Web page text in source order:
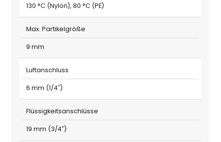
130 °C (Nylon), 80 °C (PE)
Max. Partikelgröße
9 mm
Luftanschluss
6 mm (1/4″)
Flüssigkeitsanschlüsse
19 mm (3/4″)